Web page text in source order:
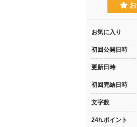
お気に入り
初回公開日時
更新日時
初回完結日時
文字数
24h.ポイント